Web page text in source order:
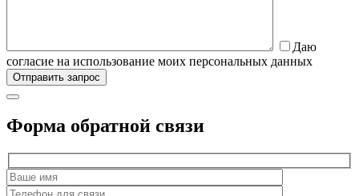
Даю
согласие на использование моих персональных данных
Форма обратной связи